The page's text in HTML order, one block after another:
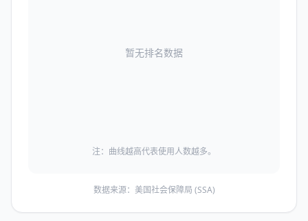
暂无排名数据
注：曲线越高代表使用人数越多。
数据来源：美国社会保障局 (SSA)